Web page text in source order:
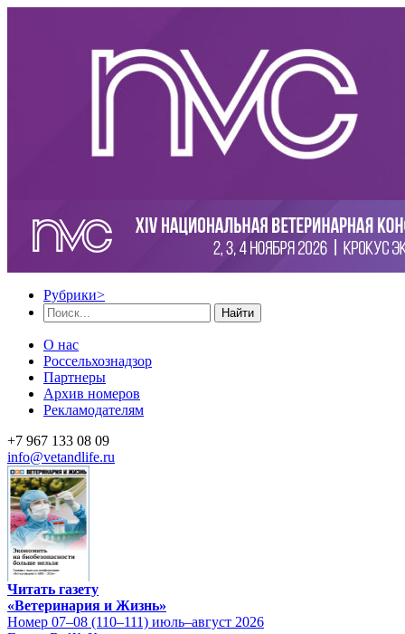
Рубрики>
Найти
О нас
Россельхознадзор
Партнеры
Архив номеров
Рекламодателям
+7 967 133 08 09
info@vetandlife.ru
Читать газету
«Ветеринария и Жизнь»
Номер 07–08 (110–111) июль–август 2026